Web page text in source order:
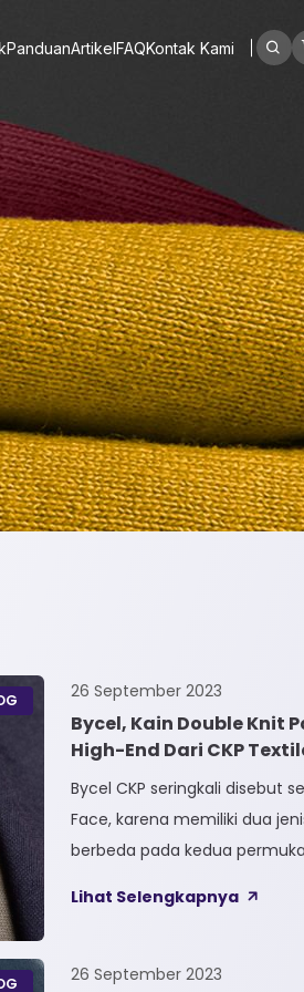
PanduanArtikelFAQKontak Kami
26 September 2023
Bycel, Kain Double Knit
High-End Dari CKP
Bycel CKP seringkali disebut
Face, karena memiliki dua
berbeda pada kedua
sedangkan sisi lainnya terbuat
End karena bersifat
Lihat Selengkapnya
26 September 2023